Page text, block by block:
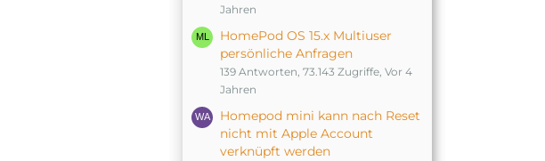
Jahren
HomePod OS 15.x Multiuser
persönliche Anfragen
139 Antworten, 73.143 Zugriffe, Vor 4
Jahren
Homepod mini kann nach Reset
nicht mit Apple Account
verknüpft werden